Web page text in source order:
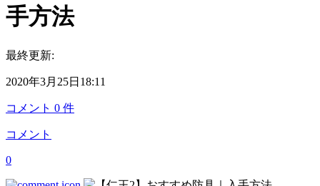
手方法
最終更新:
2020年3月25日18:11
コメント 0 件
コメント
0